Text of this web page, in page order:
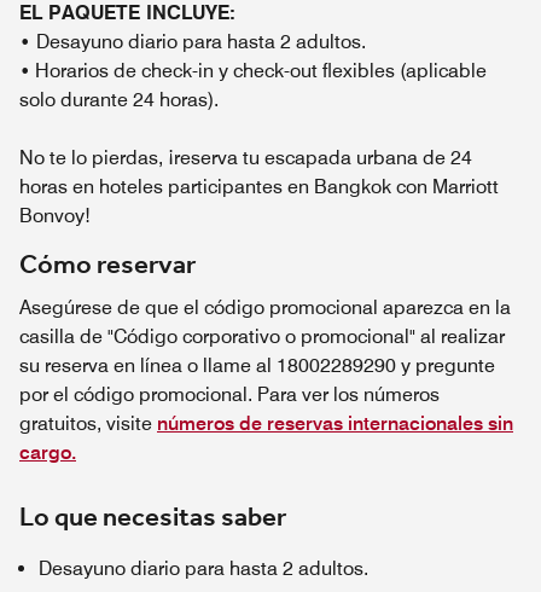
EL PAQUETE INCLUYE:
• Desayuno diario para hasta 2 adultos.
• Horarios de check-in y check-out flexibles (aplicable
solo durante 24 horas).
No te lo pierdas, ¡reserva tu escapada urbana de 24
horas en hoteles participantes en Bangkok con Marriott
Bonvoy!
Cómo reservar
Asegúrese de que el código promocional aparezca en la
casilla de "Código corporativo o promocional" al realizar
su reserva en línea o llame al 18002289290 y pregunte
por el código promocional. Para ver los números
gratuitos, visite números de reservas internacionales sin
cargo.
Lo que necesitas saber
Desayuno diario para hasta 2 adultos.